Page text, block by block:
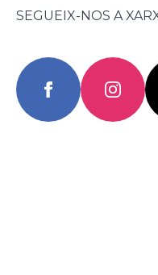
SEGUEIX-NOS A